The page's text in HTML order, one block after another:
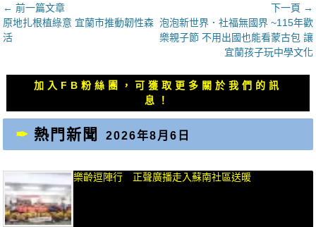
文
章
導
← 前一篇文章
上
一
原地扎根植綠意 宜蘭市推動韌性森
活
下一頁 →
下
一
章：
泡泡新世界．社福無國界 ~115年歡
樂親子節 不用出國也能看蒙古包 讓
宜蘭孩子玩中學文化
加入FB粉絲團，可獲取更多關於我們的訊
息！
熱門新聞 2026年8月6日
樂齡逗陣行 正聲廣播走入蘇南社區送暖